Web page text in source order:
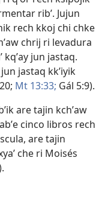
ribʼ. Jujun
rech kkoj chi chke
chrij ri levadura
kqʼay jun jastaq.
jastaq kkʼiyik
Mt 13:33; Gál 5:9).
are tajin kchʼaw
cinco libros rech
are tajin
che ri Moisés